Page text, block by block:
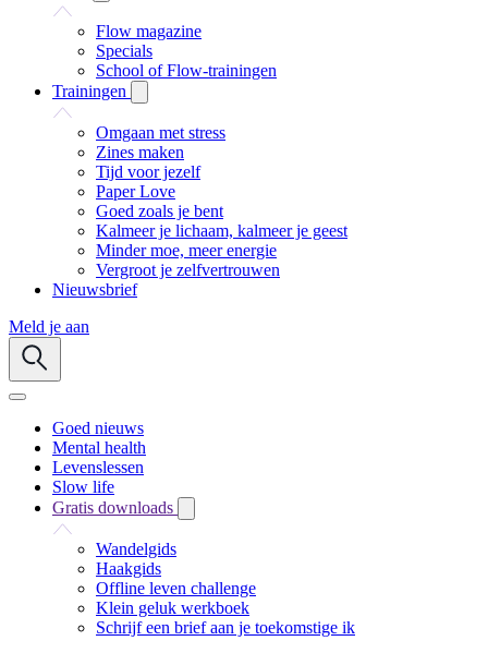
Flow magazine
Specials
School of Flow-trainingen
Trainingen
Omgaan met stress
Zines maken
Tijd voor jezelf
Paper Love
Goed zoals je bent
Kalmeer je lichaam, kalmeer je geest
Minder moe, meer energie
Vergroot je zelfvertrouwen
Nieuwsbrief
Meld je aan
Goed nieuws
Mental health
Levenslessen
Slow life
Gratis downloads
Wandelgids
Haakgids
Offline leven challenge
Klein geluk werkboek
Schrijf een brief aan je toekomstige ik